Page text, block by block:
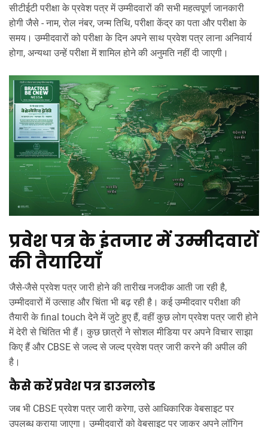
सीटीईटी परीक्षा के प्रवेश पत्र में उम्मीदवारों की सभी महत्वपूर्ण जानकारी
होगी जैसे - नाम, रोल नंबर, जन्म तिथि, परीक्षा केंद्र का पता और परीक्षा के
समय। उम्मीदवारों को परीक्षा के दिन अपने साथ प्रवेश पत्र लाना अनिवार्य
होगा, अन्यथा उन्हें परीक्षा में शामिल होने की अनुमति नहीं दी जाएगी।
प्रवेश पत्र के इंतजार में उम्मीदवारों
की तैयारियाँ
जैसे-जैसे प्रवेश पत्र जारी होने की तारीख नजदीक आती जा रही है,
उम्मीदवारों में उत्साह और चिंता भी बढ़ रही है। कई उम्मीदवार परीक्षा की
तैयारी के final touch देने में जुटे हुए हैं, वहीं कुछ लोग प्रवेश पत्र जारी होने
में देरी से चिंतित भी हैं। कुछ छात्रों ने सोशल मीडिया पर अपने विचार साझा
किए हैं और CBSE से जल्द से जल्द प्रवेश पत्र जारी करने की अपील की
है।
कैसे करें प्रवेश पत्र डाउनलोड
जब भी CBSE प्रवेश पत्र जारी करेगा, उसे आधिकारिक वेबसाइट पर
उपलब्ध कराया जाएगा। उम्मीदवारों को वेबसाइट पर जाकर अपने लॉगिन